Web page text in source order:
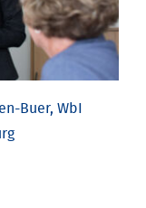
Buer, WbI